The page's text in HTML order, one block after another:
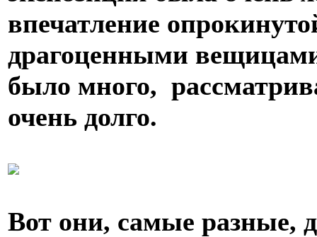
впечатление
драгоценными
было много,
очень долго.
Вот они, самые разные,